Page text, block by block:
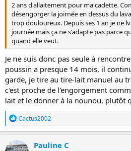
2 ans d'allaitement pour ma cadette.
désengorger la joirnée en dessus du
trop douloureux. Depuis ses 1 an je ne
journée mais ça ne s'adapte pas parce
quand elle veut.
Je ne suis donc pas seule à
poussin a presque 14 mois, il
garde, je tire au tire-lait manuel au
c'est proche de l'engorgement
lait et le donner à la nounou, plutôt
R
é
a
c
t
Cactus2002
Pauline C